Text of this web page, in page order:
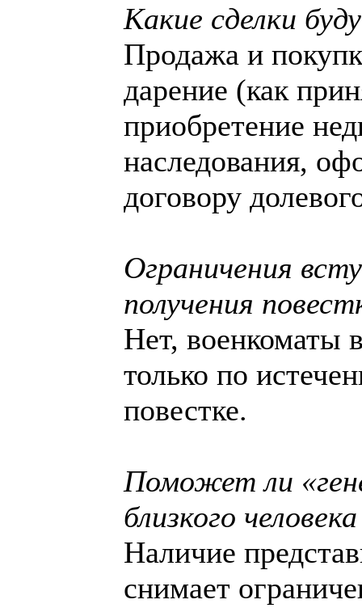
Какие сделки
Продажа и
дарение (как
приобретение
наследования,
договору
Ограничения
получения
Нет, военкоматы
только по
повестке.
Поможет ли
близкого
Наличие
снимает